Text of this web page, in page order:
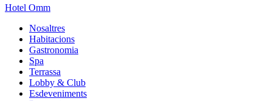
Hotel Omm
Nosaltres
Habitacions
Gastronomia
Spa
Terrassa
Lobby & Club
Esdeveniments